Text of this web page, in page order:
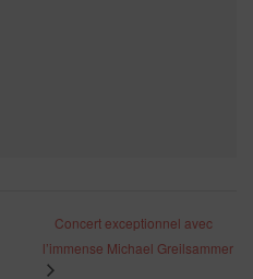
Concert exceptionnel avec
l’immense Michael Greilsammer